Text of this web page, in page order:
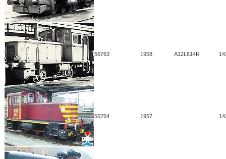
56763 1958 A12L614R
56764 1957